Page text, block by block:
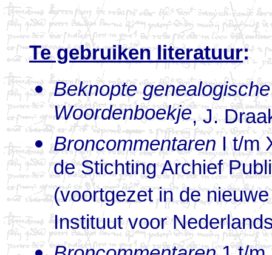
Te gebruiken literatuur:
Beknopte
Woordenboekje, J.
BroncommentarenI t/m
de Stichting Archief
(voortgezet in de
Instituut voor